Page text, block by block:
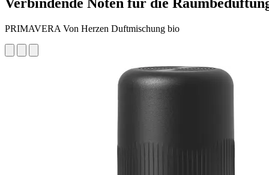
PRIMAVERA Von Herzen Duftmischung bio